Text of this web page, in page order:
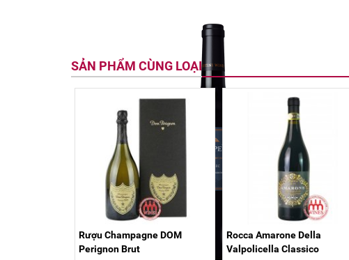
SẢN PHẨM CÙNG LOẠI
Rượu Champagne DOM
Perignon Brut
Rocca Amarone Della
Valpolicella Classico